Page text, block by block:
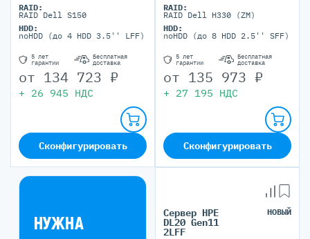
RAID:
RAID Dell S150
HDD:
noHDD (до 4 HDD 3.5'' LFF)
5 лет
гарантии
Бесплатная
доставка
от 134 723 ₽
+ 26 945 НДС
Сконфигурировать
портов)
RAID:
RAID Dell H330 (ZM)
HDD:
noHDD (до 8 HDD 2.5'' SFF)
5 лет
гарантии
Бесплатная
доставка
от 135 973 ₽
+ 27 195 НДС
Сконфигурировать
НУЖНА
Сервер HPE
DL20 Gen11
2LFF
НОВЫЙ